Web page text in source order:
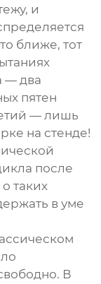
и
ближе, тот
— два
пятен
— лишь
на стенде!
после
таких
в уме
В